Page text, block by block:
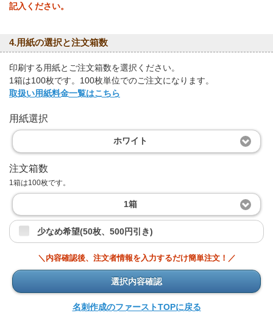
記入ください。
4.用紙の選択と注文箱数
印刷する用紙とご注文箱数を選択ください。
1箱は100枚です。100枚単位でのご注文になります。
取扱い用紙料金一覧はこちら
用紙選択
ホワイト
注文箱数
1箱は100枚です。
1箱
少なめ希望(50枚、500円引き)
＼内容確認後、注文者情報を入力するだけ簡単注文！／
選択内容確認
名刺作成のファーストTOPに戻る